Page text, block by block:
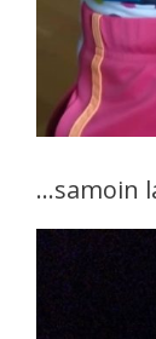
…samoin